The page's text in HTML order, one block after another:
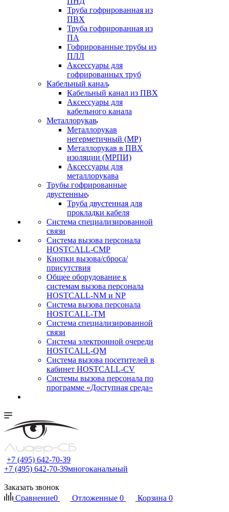
Труба гофрированная из
ПВХ
Труба гофрированная из
ПА
Гофрированные трубы из
ПЛЛ
Аксессуары для
гофрированных труб
Кабельный канал
Кабельный канал из ПВХ
Аксессуары для
кабельного канала
Металлорукав
Металлорукав
негерметичный (МР)
Металлорукав в ПВХ
изоляции (МРПИ)
Аксессуары для
металлорукава
Трубы гофрированные
двустенные
Труба двустенная для
прокладки кабеля
Система специализированной
связи
Cистема вызова персонала
HOSTCALL-CMP
Кнопки вызова/сброса/
присутствия
Общее оборудование к
системам вызова персонала
HOSTCALL-NM и NP
Система вызова персонала
HOSTCALL-TM
Система специализированной
связи
Система электронной очереди
HOSTCALL-QM
Cистема вызова посетителей в
кабинет HOSTCALL-CV
Системы вызова персонала по
программе «Доступная среда»
+7 (495) 642-70-39
+7 (495) 642-70-39многоканальный
Заказать звонок
Сравнение0 Отложенные 0 Корзина 0